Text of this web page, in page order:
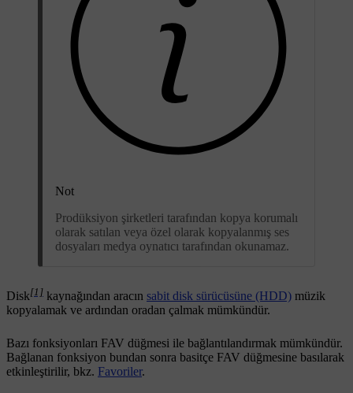
Not
Prodüksiyon şirketleri tarafından kopya korumalı
olarak satılan veya özel olarak kopyalanmış ses
dosyaları medya oynatıcı tarafından okunamaz.
Disk[1] kaynağından aracın sabit disk sürücüsüne (HDD) müzik
kopyalamak ve ardından oradan çalmak mümkündür.
Bazı fonksiyonları FAV düğmesi ile bağlantılandırmak mümkündür.
Bağlanan fonksiyon bundan sonra basitçe FAV düğmesine basılarak
etkinleştirilir, bkz. Favoriler.